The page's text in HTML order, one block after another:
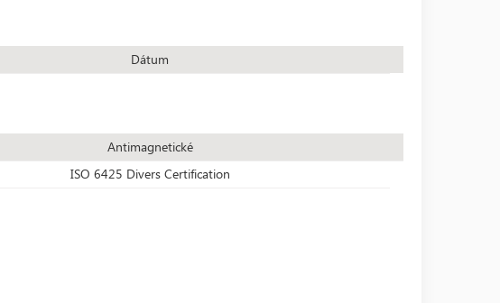
Dátum
Antimagnetické
ISO 6425 Divers Certification